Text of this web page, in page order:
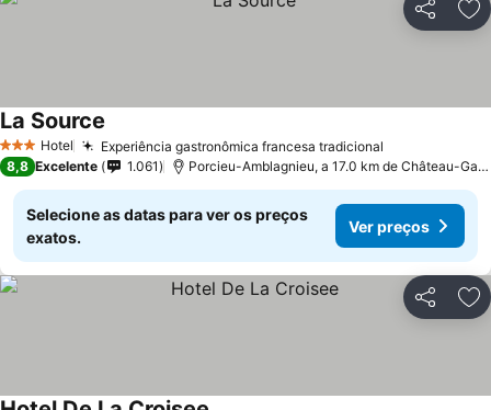
Partilhar
3 EstrelasHotel Experiência gastronômica francesa tradicional
La Source
8,8 Excelente 1.061 Porcieu-Amblagnieu, a 17.0 km de Château-Gaillard
Selecione as datas para ver os preços
exatos.
Ver preços
Partilhar